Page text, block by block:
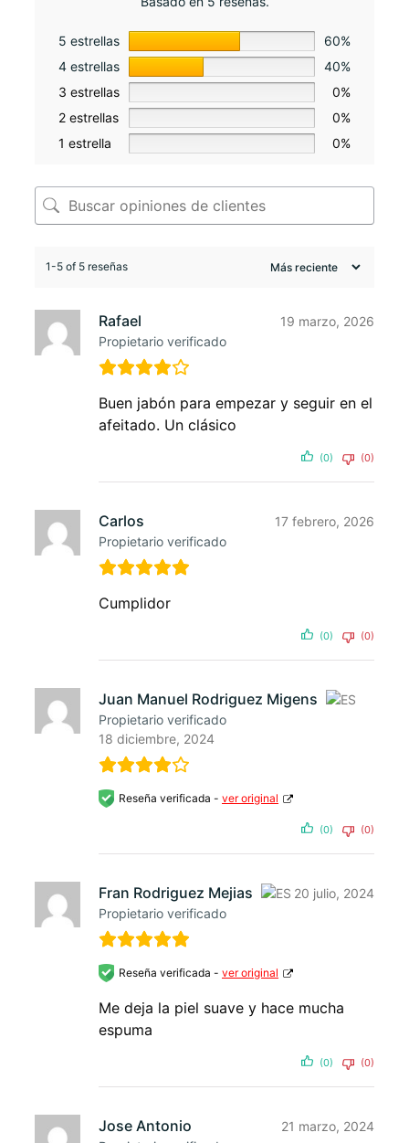
5 estrellas
60%
4 estrellas
40%
3 estrellas
0%
2 estrellas
0%
1 estrella
0%
1-5 of 5 reseñas
Rafael
Propietario verificado
19 marzo, 2026
Buen jabón para empezar y seguir en el
afeitado. Un clásico
(0) (0)
Carlos
Propietario verificado
17 febrero, 2026
Cumplidor
(0) (0)
Juan Manuel Rodriguez Migens
Propietario verificado
18 diciembre, 2024
Reseña verificada - ver original
(0) (0)
Fran Rodriguez Mejias
Propietario verificado
20 julio, 2024
Reseña verificada - ver original
Me deja la piel suave y hace mucha
espuma
(0) (0)
Jose Antonio 21 marzo, 2024